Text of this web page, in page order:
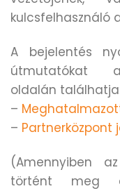
kulcsfelhasználó
A bejelentés
útmutatókat a
oldalán
–
– Partnerközpont
(Amennyiben
történt meg